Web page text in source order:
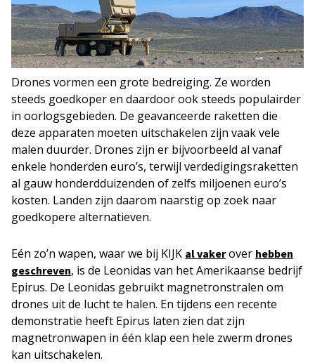
Drones vormen een grote bedreiging. Ze worden
steeds goedkoper en daardoor ook steeds populairder
in oorlogsgebieden. De geavanceerde raketten die
deze apparaten moeten uitschakelen zijn vaak vele
malen duurder. Drones zijn er bijvoorbeeld al vanaf
enkele honderden euro’s, terwijl verdedigingsraketten
al gauw honderdduizenden of zelfs miljoenen euro’s
kosten. Landen zijn daarom naarstig op zoek naar
goedkopere alternatieven.
Eén zo’n wapen, waar we bij KIJK al vakerover hebben
geschreven, is de Leonidas van het Amerikaanse bedrijf
Epirus. De Leonidas gebruikt magnetronstralen om
drones uit de lucht te halen. En tijdens een recente
demonstratie heeft Epirus laten zien dat zijn
magnetronwapen in één klap een hele zwerm drones
kan uitschakelen.